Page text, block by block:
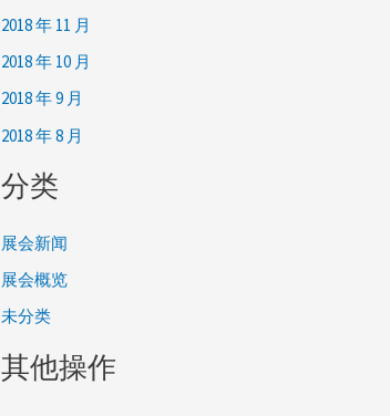
2018 年 11 月
2018 年 10 月
2018 年 9 月
2018 年 8 月
分类
展会新闻
展会概览
未分类
其他操作